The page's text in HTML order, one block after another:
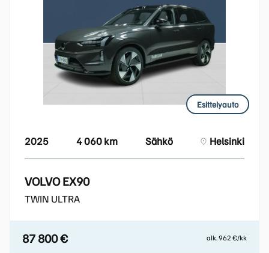
Esittelyauto
2025 4 060 km Sähkö Helsinki
VOLVO EX90
TWIN ULTRA
87 800 € alk. 962 €/kk